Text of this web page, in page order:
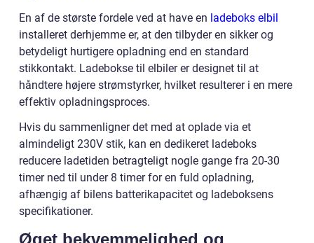
En af de største fordele ved at have en ladeboks elbil
installeret derhjemme er, at den tilbyder en sikker og
betydeligt hurtigere opladning end en standard
stikkontakt. Ladebokse til elbiler er designet til at
håndtere højere strømstyrker, hvilket resulterer i en mere
effektiv opladningsproces.
Hvis du sammenligner det med at oplade via et
almindeligt 230V stik, kan en dedikeret ladeboks
reducere ladetiden betragteligt nogle gange fra 20-30
timer ned til under 8 timer for en fuld opladning,
afhængig af bilens batterikapacitet og ladeboksens
specifikationer.
Øget bekvemmelighed og